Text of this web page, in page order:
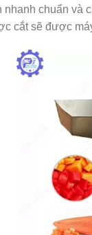
nhanh chuẩn và
cắt sẽ được